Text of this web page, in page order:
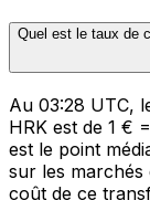
Quel est le taux de
Au 03:28 UTC,
HRK est de 1 €
est le point
sur les marchés
coût de ce